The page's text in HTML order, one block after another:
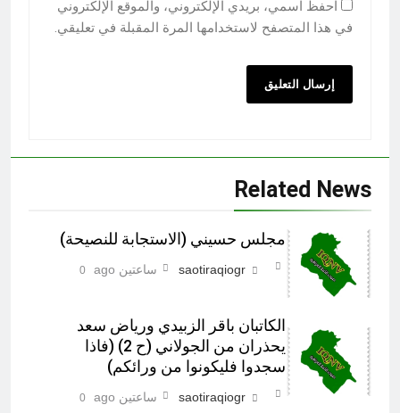
احفظ اسمي، بريدي الإلكتروني، والموقع الإلكتروني
في هذا المتصفح لاستخدامها المرة المقبلة في تعليقي.
Related News
مجلس حسيني (الاستجابة للنصيحة)
saotiraqiogr ساعتين ago 0
الكاتبان باقر الزبيدي ورياض سعد
يحذران من الجولاني (ح 2) (فاذا
سجدوا فليكونوا من ورائكم)
saotiraqiogr ساعتين ago 0